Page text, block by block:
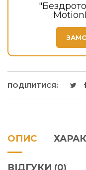
ПОДІЛИТИСЯ:
ОПИС
ВІДГУКИ (0)